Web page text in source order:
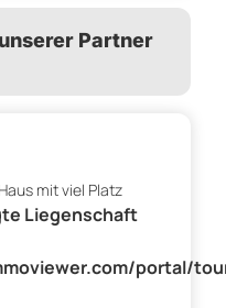
Partner
mit viel Platz
Liegenschaft
portal/